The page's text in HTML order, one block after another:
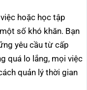
hoặc học tập
số khó khăn. Bạn
yêu cầu từ cấp
quá lo lắng, mọi việc
quản lý thời gian